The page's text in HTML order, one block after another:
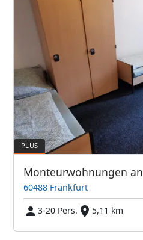
60488 Frankfurt
3-20 Pers.
5,11 km